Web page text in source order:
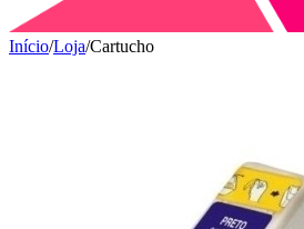
Início/Loja/Cartucho